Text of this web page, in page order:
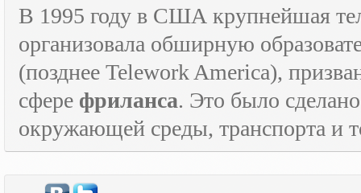
В 1995 году в США крупнейшая
организовала обширную
(позднее Telework America),
сфере фриланса. Это было
окружающей среды, транспорта и